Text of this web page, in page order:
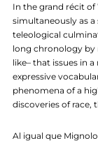
In the grand récit
simultaneously as
teleological
long chronology by
like– that issues in
expressive
phenomena of a
discoveries of race,
Al igual que